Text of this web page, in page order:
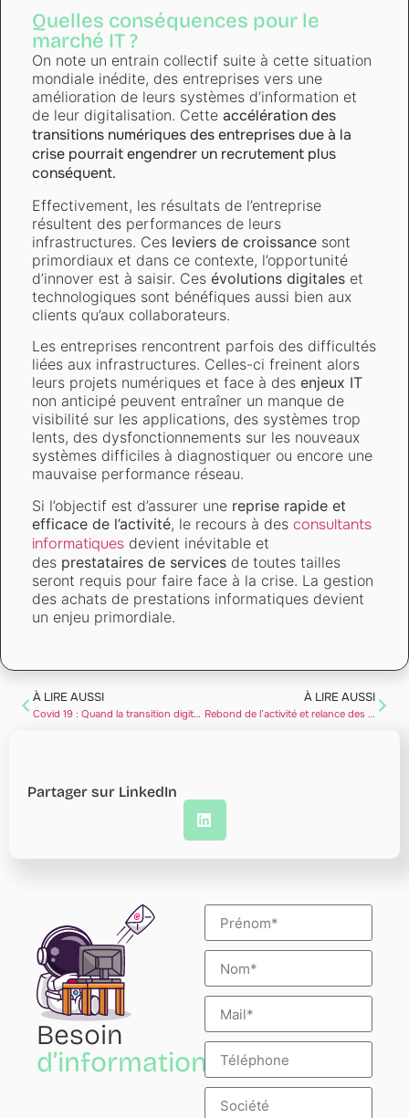
Quelles conséquences pour le
marché IT ?
On note un entrain collectif suite à cette situation
mondiale inédite, des entreprises vers une
amélioration de leurs systèmes d’information et
de leur digitalisation. Cette accélération des
transitions numériquesdes entreprises due à la
crise pourrait engendrer un recrutement plus
conséquent.
Effectivement, les résultats de l’entreprise
résultent des performances de leurs
infrastructures. Ces leviers de croissance sont
primordiaux et dans ce contexte, l’opportunité
d’innover est à saisir. Ces évolutions digitales et
technologiques sont bénéfiques aussi bien aux
clients qu’aux collaborateurs.
Les entreprises rencontrent parfois des difficultés
liées aux infrastructures. Celles-ci freinent alors
leurs projets numériques et face à des enjeux IT
non anticipé peuvent entraîner un manque de
visibilité sur les applications, des systèmes trop
lents, des dysfonctionnements sur les nouveaux
systèmes difficiles à diagnostiquer ou encore une
mauvaise performance réseau.
Si l’objectif est d’assurer une reprise rapide et
efficace de l’activité, le recours à des consultants
informatiques devient inévitable et
des prestataires de services de toutes tailles
seront requis pour faire face à la crise. La gestion
des achats de prestations informatiques devient
un enjeu primordiale.
À LIRE AUSSI
Covid 19 : Quand la transition digitale devient indispensable
À LIRE AUSSI
Rebond de l’activité et relance des projets IT
Partager sur LinkedIn
Besoin
d’informations?